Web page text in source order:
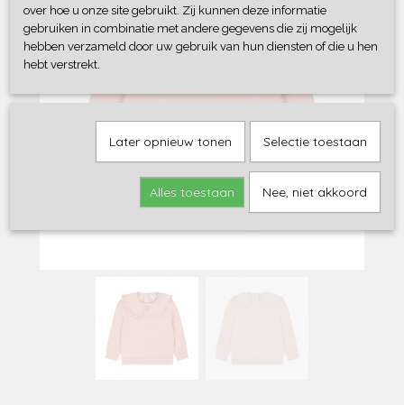
over hoe u onze site gebruikt. Zij kunnen deze informatie
gebruiken in combinatie met andere gegevens die zij mogelijk
hebben verzameld door uw gebruik van hun diensten of die u hen
hebt verstrekt.
Later opnieuw tonen Selectie toestaan
Alles toestaan Nee, niet akkoord